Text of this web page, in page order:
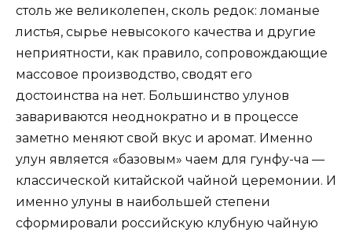
столь же великолепен, сколь редок: ломаные
листья, сырье невысокого качества и другие
неприятности, как правило, сопровождающие
массовое производство, сводят его
достоинства на нет. Большинство улунов
завариваются неоднократно и в процессе
заметно меняют свой вкус и аромат. Именно
улун является «базовым» чаем для гунфу-ча —
классической китайской чайной церемонии. И
именно улуны в наибольшей степени
сформировали российскую клубную чайную